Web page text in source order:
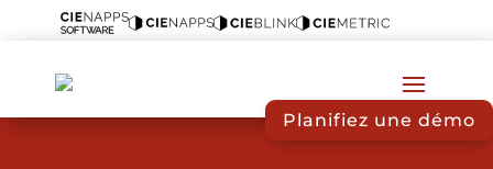
Planifiez une démo
Cienapps ERP est un logiciel de gestion intégré